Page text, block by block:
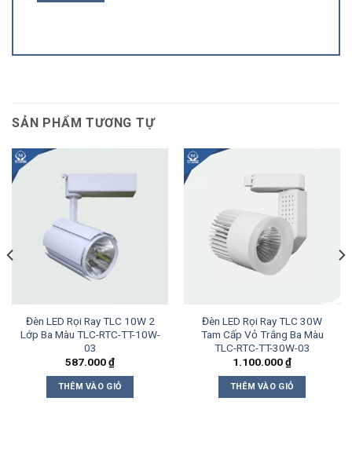
SẢN PHẨM TƯƠNG TỰ
Đèn LED Rọi Ray TLC 10W 2
Lớp Ba Màu TLC-RTC-TT-10W-
03
587.000₫
THÊM VÀO GIỎ
Đèn LED Rọi Ray TLC 30W
Tam Cấp Vỏ Trắng Ba Màu
TLC-RTC-TT-30W-03
1.100.000₫
THÊM VÀO GIỎ